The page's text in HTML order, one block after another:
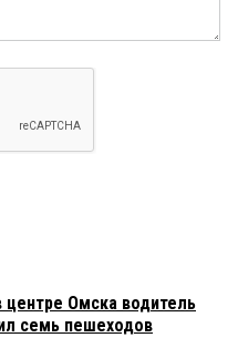
центре Омска водитель
семь пешеходов